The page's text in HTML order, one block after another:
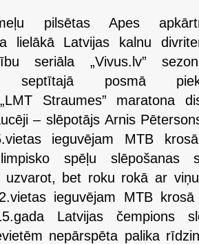
pilsētas Apes
lielākā Latvijas kalnu
seriāla „Vivus.lv”
septītajā posmā
Straumes” maratona
– slēpotājs Arnis
ieguvējam MTB
spēļu slēpošanas
uzvarot, bet roku rokā ar
ieguvējam MTB
Latvijas čempions
nepārspēta palika